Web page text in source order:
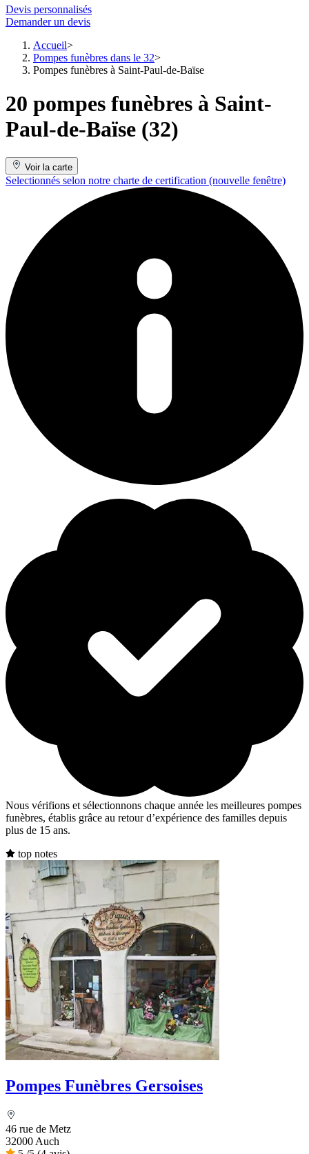
Devis personnalisés
Demander un devis
Accueil
Pompes funèbres dans le 32
Pompes funèbres à Saint-Paul-de-Baïse
20 pompes funèbres à Saint-
Paul-de-Baïse (32)
Voir la carte
Selectionnés selon notre charte de certification (nouvelle fenêtre)
Nous vérifions et sélectionnons chaque année les meilleures pompes
funèbres, établis grâce au retour d’expérience des familles depuis
plus de 15 ans.
top notes
Pompes Funèbres Gersoises
46 rue de Metz
32000 Auch